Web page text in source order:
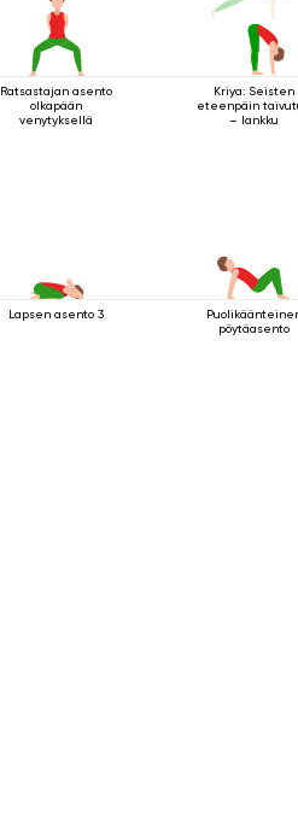
Ratsastajan asento
olkapään
venytyksellä
Kriya: Seisten
eteenpäin
– lankku
Lapsen asento 3
pöytäasento